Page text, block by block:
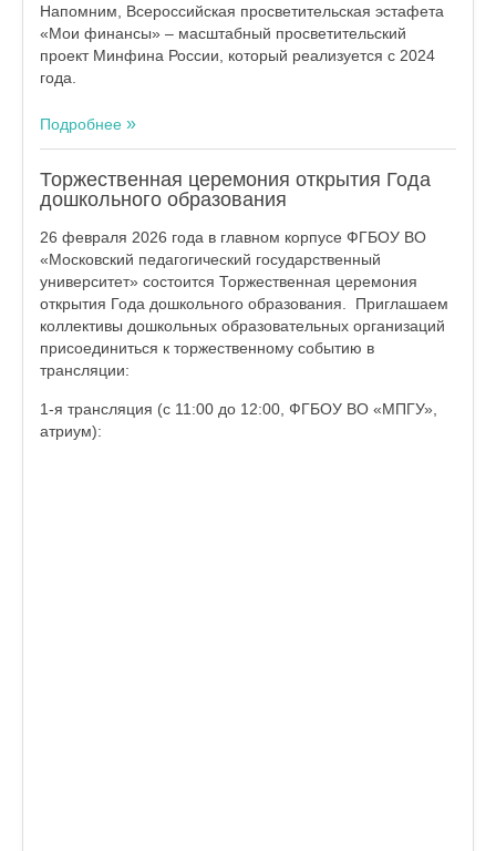
Напомним, Всероссийская просветительская эстафета
«Мои финансы» – масштабный просветительский
проект Минфина России, который реализуется с 2024
года.
Подробнее
Торжественная церемония открытия Года
дошкольного образования
26 февраля 2026 года в главном корпусе ФГБОУ ВО
«Московский педагогический государственный
университет» состоится Торжественная церемония
открытия Года дошкольного образования. Приглашаем
коллективы дошкольных образовательных организаций
присоединиться к торжественному событию в
трансляции:
1-я трансляция (с 11:00 до 12:00, ФГБОУ ВО «МПГУ»,
атриум):